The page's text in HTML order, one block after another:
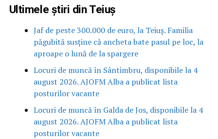
Ultimele știri din Teiuș
Jaf de peste 300.000 de euro, la Teiuș. Familia
păgubită susține că ancheta bate pasul pe loc, la
aproape o lună de la spargere
Locuri de muncă în Sântimbru, disponibile la 4
august 2026. AJOFM Alba a publicat lista
posturilor vacante
Locuri de muncă în Galda de Jos, disponibile la 4
august 2026. AJOFM Alba a publicat lista
posturilor vacante